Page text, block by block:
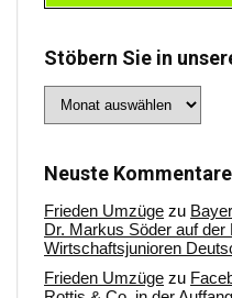
Stöbern Sie in
Sie
Archiv
Neuste Kommentare
Frieden Umzüge zu
Dr. Markus Söder auf
Wirtschaftsjunioren
Frieden Umzüge zu